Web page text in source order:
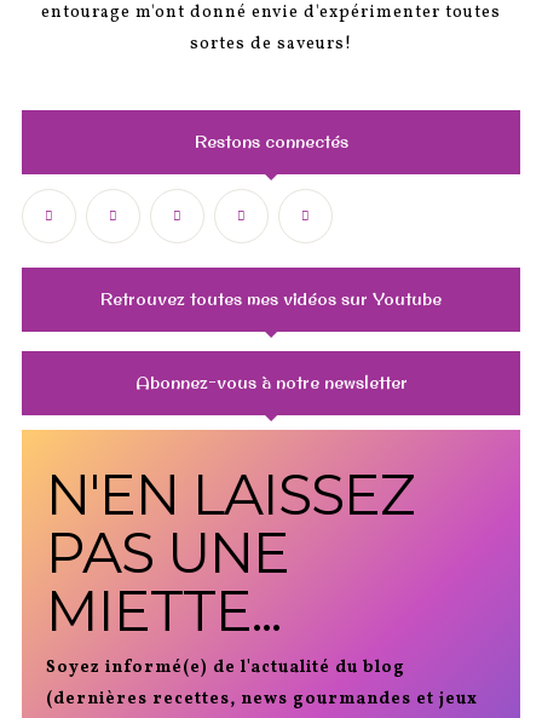
entourage m'ont donné envie d'expérimenter toutes
sortes de saveurs!
Restons connectés
Retrouvez toutes mes vidéos sur Youtube
Abonnez-vous à notre newsletter
N'EN LAISSEZ
PAS UNE
MIETTE...
Soyez informé(e) de l'actualité du blog
(dernières recettes, news gourmandes et jeux